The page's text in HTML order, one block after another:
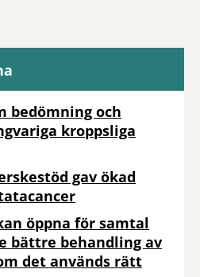
bedömning och
kroppsliga
gav ökad
öppna för samtal
bättre behandling av
det används rätt